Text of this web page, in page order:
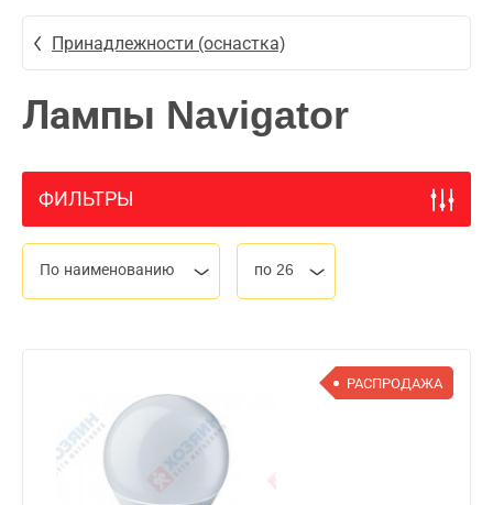
Принадлежности (оснастка)
Лампы Navigator
ФИЛЬТРЫ
По наименованию по 26
РАСПРОДАЖА